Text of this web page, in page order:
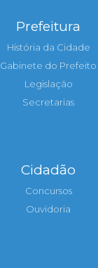
Prefeitura
História da Cidade
Gabinete do Prefeito
Legislação
Secretarias
Cidadão
Concursos
Ouvidoria